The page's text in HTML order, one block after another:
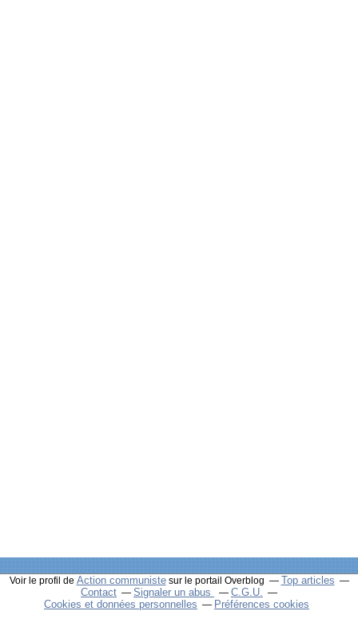
Voir le profil de Action communistesur le portail Overblog
Top articles
Contact
Signaler un abus
C.G.U.
Cookies et données personnelles
Préférences cookies